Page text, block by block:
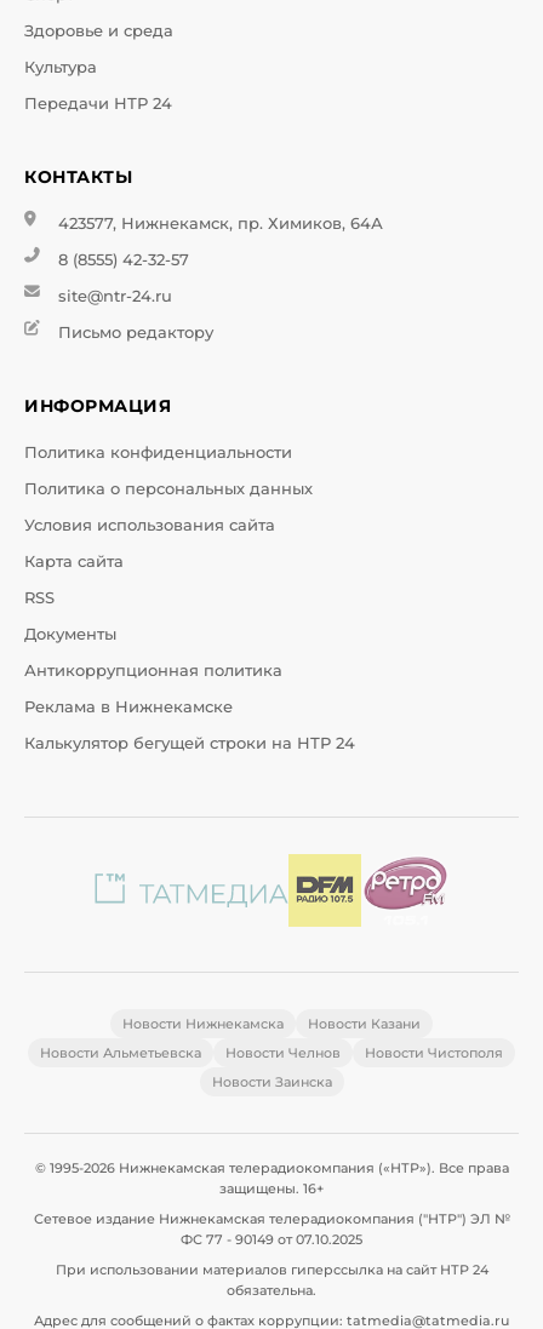
Здоровье и среда
Культура
Передачи НТР 24
КОНТАКТЫ
423577, Нижнекамск, пр. Химиков, 64А
8 (8555) 42-32-57
site@ntr-24.ru
Письмо редактору
ИНФОРМАЦИЯ
Политика конфиденциальности
Политика о персональных данных
Условия использования сайта
Карта сайта
RSS
Документы
Антикоррупционная политика
Реклама в Нижнекамске
Калькулятор бегущей строки на НТР 24
Новости Нижнекамска
Новости Казани
Новости Альметьевска
Новости Челнов
Новости Чистополя
Новости Заинска
© 1995-2026 Нижнекамская телерадиокомпания («НТР»). Все права
защищены. 16+
Сетевое издание Нижнекамская телерадиокомпания ("НТР") ЭЛ №
ФС 77 - 90149 от 07.10.2025
При использовании материалов гиперссылка на сайт НТР 24
обязательна.
Адрес для сообщений о фактах коррупции: tatmedia@tatmedia.ru